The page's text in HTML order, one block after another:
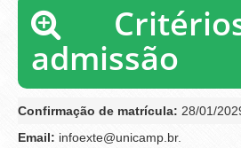
admissão
Confirmação de matrícula: 28/01/
Email: infoexte@unicamp.br.